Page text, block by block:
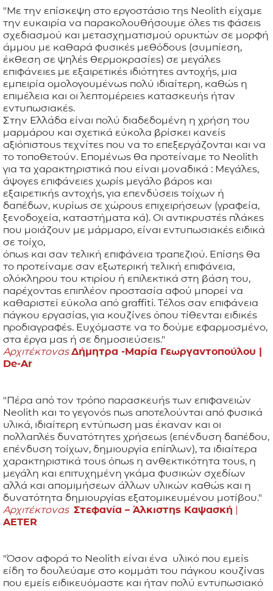
"Με την επίσκεψη στο εργοστάσιο της Neolith είχαμε
την ευκαιρία να παρακολουθήσουμε όλες τις φάσεις
σχεδιασμού και μετασχηματισμού ορυκτών σε μορφή
άμμου με καθαρά φυσικές μεθόδους (συμπίεση,
έκθεση σε ψηλές θερμοκρασίες) σε μεγάλες
επιφάνειες με εξαιρετικές ιδιότητες αντοχής, μια
εμπειρία ομολογουμένως πολύ ιδιαίτερη, καθώς η
επιμέλεια και οι λεπτομέρειες κατασκευής ήταν
εντυπωσιακές.
Στην Ελλάδα είναι πολύ διαδεδομένη η χρήση του
μαρμάρου και σχετικά εύκολα βρίσκει κανείς
αξιόπιστους τεχνίτες που να το επεξεργάζονται και να
το τοποθετούν. Επομένως θα προτείναμε το Neolith
για τα χαρακτηριστικά που είναι μοναδικά : Μεγάλες,
άψογες επιφάνειες χωρίς μεγάλο βάρος και
εξαιρετικής αντοχής, για επενδύσεις τοίχων ή
δαπέδων, κυρίως σε χώρους επιχειρήσεων (γραφεία,
ξενοδοχεία, καταστήματα κά). Οι αντικρυστές πλάκες
που μοιάζουν με μάρμαρο, είναι εντυπωσιακές ειδικά
σε τοίχο,
όπως και σαν τελική επιφάνεια τραπεζιού. Επίσης θα
το προτείναμε σαν εξωτερική τελική επιφάνεια,
ολόκληρου του κτιρίου ή επιλεκτικά στη βάση του,
παρέχοντας επιπλέον προστασία αφού μπορεί να
καθαριστεί εύκολα από graffiti. Τέλος σαν επιφάνεια
πάγκου εργασίας, για κουζίνες όπου τίθενται ειδικές
προδιαγραφές. Ευχόμαστε να το δούμε εφαρμοσμένο,
στα έργα μας ή σε δημοσιεύσεις."
Αρχιτέκτονας Δήμητρα -Μαρία Γεωργαντοπούλου |
De-Ar
"Πέρα από τον τρόπο παρασκευής των επιφανειών
Neolith και το γεγονός πως αποτελούνται από φυσικά
υλικά, ιδιαίτερη εντύπωση μας έκαναν και οι
πολλαπλές δυνατότητες χρήσεως (επένδυση δαπέδου,
επένδυση τοίχων, δημιουργία επίπλων), τα ιδιαίτερα
χαρακτηριστικά τους όπως η ανθεκτικότητα τους, η
μεγάλη και επιτυχημένη γκάμα φυσικών σχεδίων
αλλά και απομιμήσεων άλλων υλικών καθώς και η
δυνατότητα δημιουργίας εξατομικευμένου μοτίβου."
Αρχιτέκτονας Στεφανία – Άλκιστης Καψασκή |
AETER
"Όσον αφορά το Neolith είναι ένα υλικό που εμείς
είδη το δουλεύαμε στο κομμάτι του πάγκου κουζίνας
που εμείς ειδικευόμαστε και ήταν πολύ εντυπωσιακό